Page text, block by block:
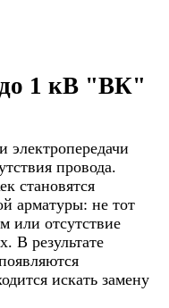
1 кВ "ВК"
электропередачи
провода.
становятся
арматуры: не тот
или отсутствие
В результате
искать замену